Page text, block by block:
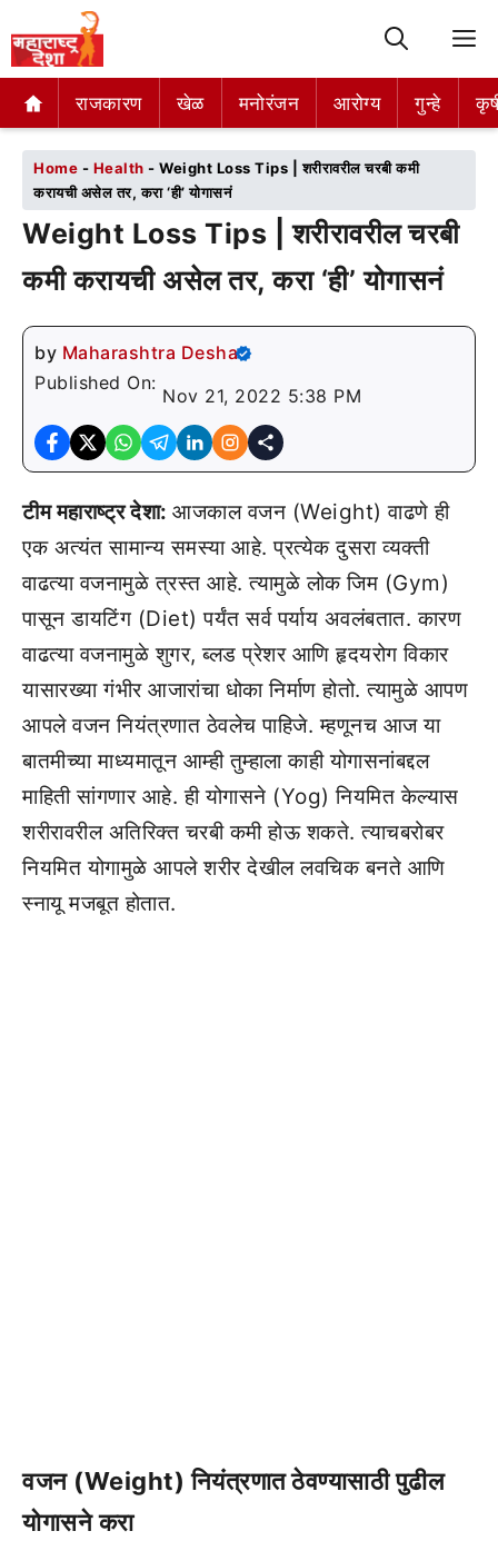
राजकारण खेळ मनोरंजन आरोग्य गुन्हे
राजकारण खेळ मनोरंजन आरोग्य गुन्हे
Home - Health - Weight Loss Tips | शरीरावरील चरबी कमी
करायची असेल तर, करा ‘ही’ योगासनं
Weight Loss Tips | शरीरावरील चरबी
कमी करायची असेल तर, करा ‘ही’ योगासनं
by Maharashtra Desha
Published On:
Nov 21, 2022 5:38 PM
टीम महाराष्ट्र देशा: आजकाल वजन (Weight) वाढणे ही
एक अत्यंत सामान्य समस्या आहे. प्रत्येक दुसरा व्यक्ती
वाढत्या वजनामुळे त्रस्त आहे. त्यामुळे लोक जिम (Gym)
पासून डायटिंग (Diet) पर्यंत सर्व पर्याय अवलंबतात. कारण
वाढत्या वजनामुळे शुगर, ब्लड प्रेशर आणि हृदयरोग विकार
यासारख्या गंभीर आजारांचा धोका निर्माण होतो. त्यामुळे आपण
आपले वजन नियंत्रणात ठेवलेच पाहिजे. म्हणूनच आज या
बातमीच्या माध्यमातून आम्ही तुम्हाला काही योगासनांबद्दल
माहिती सांगणार आहे. ही योगासने (Yog) नियमित केल्यास
शरीरावरील अतिरिक्त चरबी कमी होऊ शकते. त्याचबरोबर
नियमित योगामुळे आपले शरीर देखील लवचिक बनते आणि
स्नायू मजबूत होतात.
वजन (Weight) नियंत्रणात ठेवण्यासाठी पुढील
योगासने करा